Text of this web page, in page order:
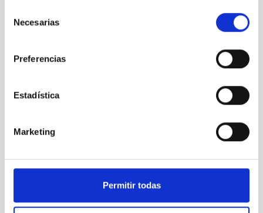
Necesarias
Preferencias
Estadística
Marketing
Permitir todas
Asteroide
Cámara
Asteroide
DA14 -
en DSRL